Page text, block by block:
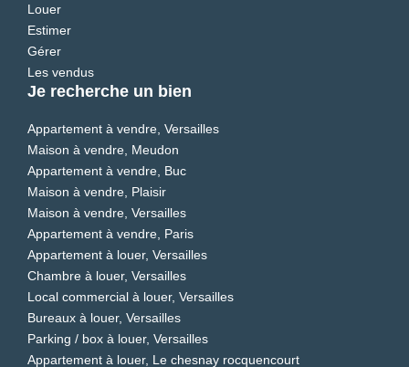
Louer
Estimer
Gérer
Les vendus
Je recherche un bien
Appartement à vendre, Versailles
Maison à vendre, Meudon
Appartement à vendre, Buc
Maison à vendre, Plaisir
Maison à vendre, Versailles
Appartement à vendre, Paris
Appartement à louer, Versailles
Chambre à louer, Versailles
Local commercial à louer, Versailles
Bureaux à louer, Versailles
Parking / box à louer, Versailles
Appartement à louer, Le chesnay rocquencourt